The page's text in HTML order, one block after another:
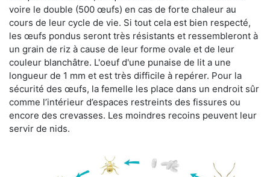
voire le double (500 œufs) en cas de forte chaleur au
cours de leur cycle de vie. Si tout cela est bien respecté,
les œufs pondus seront très résistants et ressembleront à
un grain de riz à cause de leur forme ovale et de leur
couleur blanchâtre. L'oeuf d'une punaise de lit a une
longueur de 1 mm et est très difficile à repérer. Pour la
sécurité des œufs, la femelle les place dans un endroit sûr
comme l’intérieur d’espaces restreints des fissures ou
encore des crevasses. Les moindres recoins peuvent leur
servir de nids.